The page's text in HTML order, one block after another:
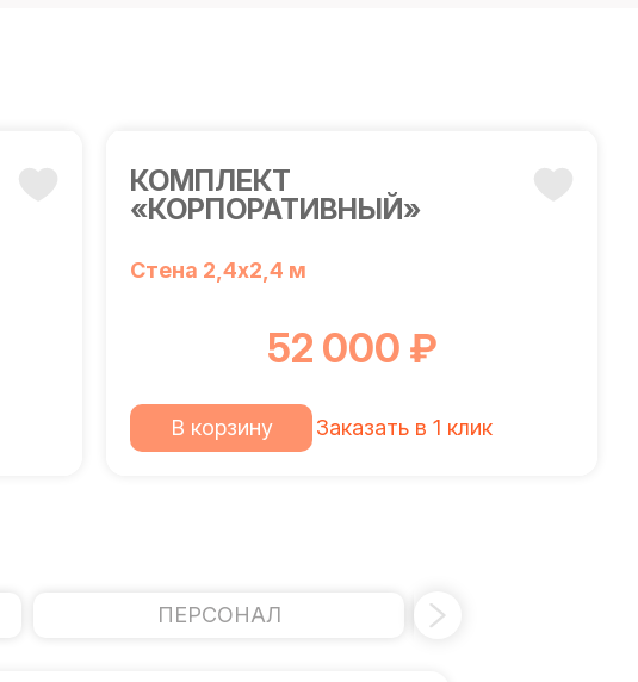
КОМПЛЕКТ
«КОРПОРАТИВНЫЙ»
Стена 2,4х2,4 м
52 000 ₽
В корзину Заказать в 1 клик
ПЕРСОНАЛ